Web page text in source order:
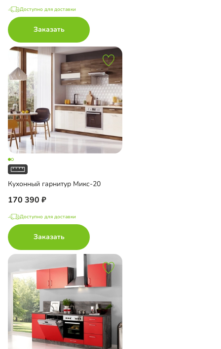
Доступно для доставки
Заказать
Кухонный гарнитур Микс-20
170 390
Доступно для доставки
Заказать